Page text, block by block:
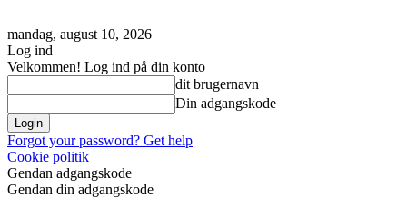
mandag, august 10, 2026
Log ind
Velkommen! Log ind på din konto
dit brugernavn
Din adgangskode
Forgot your password? Get help
Cookie politik
Gendan adgangskode
Gendan din adgangskode